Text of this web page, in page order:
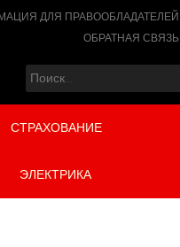
ДЛЯ ПРАВООБЛАДАТЕЛЕЙ
ОБРАТНАЯ СВЯЗЬ
Найти:
СТРАХОВАНИЕ
ЭЛЕКТРИКА